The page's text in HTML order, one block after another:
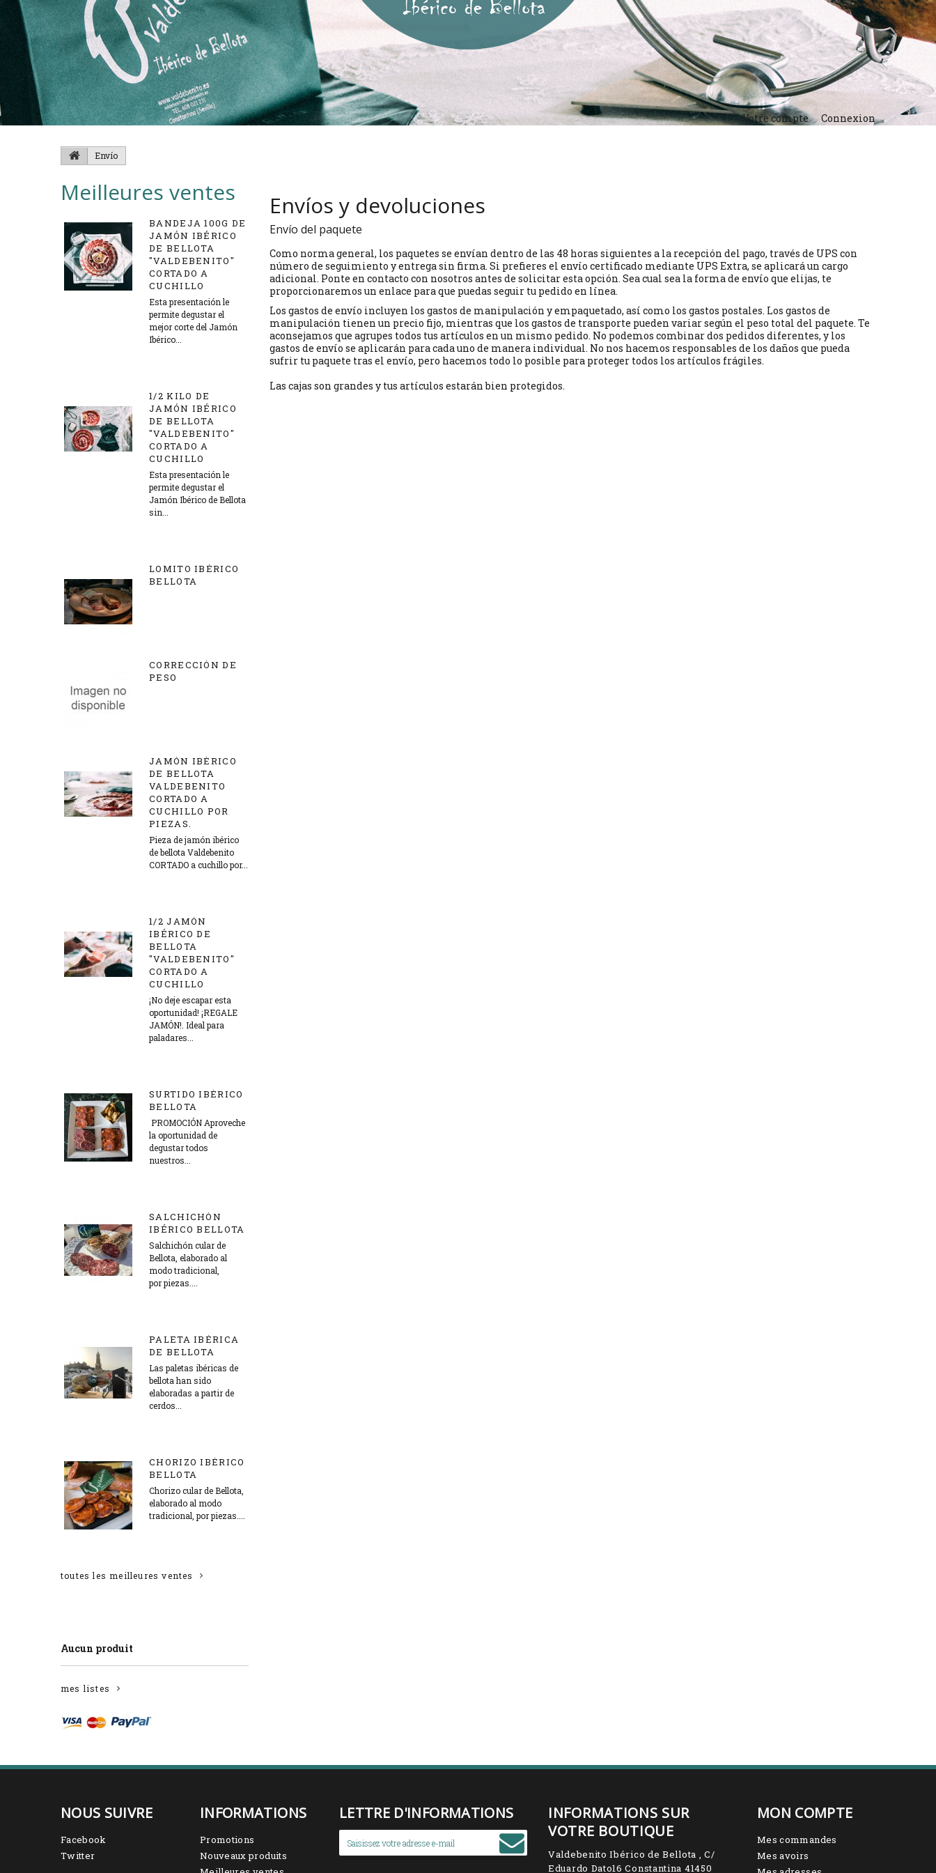
Votre compte Connexion
Envío
Meilleures ventes
BANDEJA 100G DE
JAMÓN IBÉRICO
DE BELLOTA
"VALDEBENITO"
CORTADO A
CUCHILLO
Esta presentación le
permite degustar el
mejor corte del Jamón
Ibérico...
1/2 KILO DE
JAMÓN IBÉRICO
DE BELLOTA
"VALDEBENITO"
CORTADO A
CUCHILLO
Esta presentación le
permite degustar el
Jamón Ibérico de Bellota
sin...
LOMITO IBÉRICO
BELLOTA
CORRECCIÓN DE
PESO
JAMÓN IBÉRICO
DE BELLOTA
VALDEBENITO
CORTADO A
CUCHILLO POR
PIEZAS.
Pieza de jamón ibérico
de bellota Valdebenito
CORTADO a cuchillo por...
1/2 JAMÓN
IBÉRICO DE
BELLOTA
"VALDEBENITO"
CORTADO A
CUCHILLO
¡No deje escapar esta
oportunidad! ¡REGALE
JAMÓN!. Ideal para
paladares...
SURTIDO IBÉRICO
BELLOTA
PROMOCIÓN Aproveche
la oportunidad de
degustar todos
nuestros...
SALCHICHÓN
IBÉRICO BELLOTA
Salchichón cular de
Bellota, elaborado al
modo tradicional,
por piezas....
PALETA IBÉRICA
DE BELLOTA
Las paletas ibéricas de
bellota han sido
elaboradas a partir de
cerdos...
CHORIZO IBÉRICO
BELLOTA
Chorizo cular de Bellota,
elaborado al modo
tradicional, por piezas....
toutes les meilleures ventes
Aucun produit
mes listes
Envíos y devoluciones
Envío del paquete
Como norma general, los paquetes se envían dentro de las 48 horas siguientes a la recepción del pago, través de UPS con
número de seguimiento y entrega sin firma. Si prefieres el envío certificado mediante UPS Extra, se aplicará un cargo
adicional. Ponte en contacto con nosotros antes de solicitar esta opción. Sea cual sea la forma de envío que elijas, te
proporcionaremos un enlace para que puedas seguir tu pedido en línea.
Los gastos de envío incluyen los gastos de manipulación y empaquetado, así como los gastos postales. Los gastos de
manipulación tienen un precio fijo, mientras que los gastos de transporte pueden variar según el peso total del paquete. Te
aconsejamos que agrupes todos tus artículos en un mismo pedido. No podemos combinar dos pedidos diferentes, y los
gastos de envío se aplicarán para cada uno de manera individual. No nos hacemos responsables de los daños que pueda
sufrir tu paquete tras el envío, pero hacemos todo lo posible para proteger todos los artículos frágiles.
Las cajas son grandes y tus artículos estarán bien protegidos.
NOUS SUIVRE
Facebook
Twitter
INFORMATIONS
Promotions
Nouveaux produits
LETTRE D'INFORMATIONS
INFORMATIONS SUR
VOTRE BOUTIQUE
Valdebenito Ibérico de Bellota , C/
Eduardo Dato16 Constantina 41450
MON COMPTE
Mes commandes
Mes avoirs